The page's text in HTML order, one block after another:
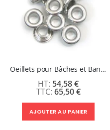
Oeillets pour Bâches et Banderoles
65,50 €
54,58 €
AJOUTER AU PANIER
9,50 €
7,92 €
À partir de 6,50 €